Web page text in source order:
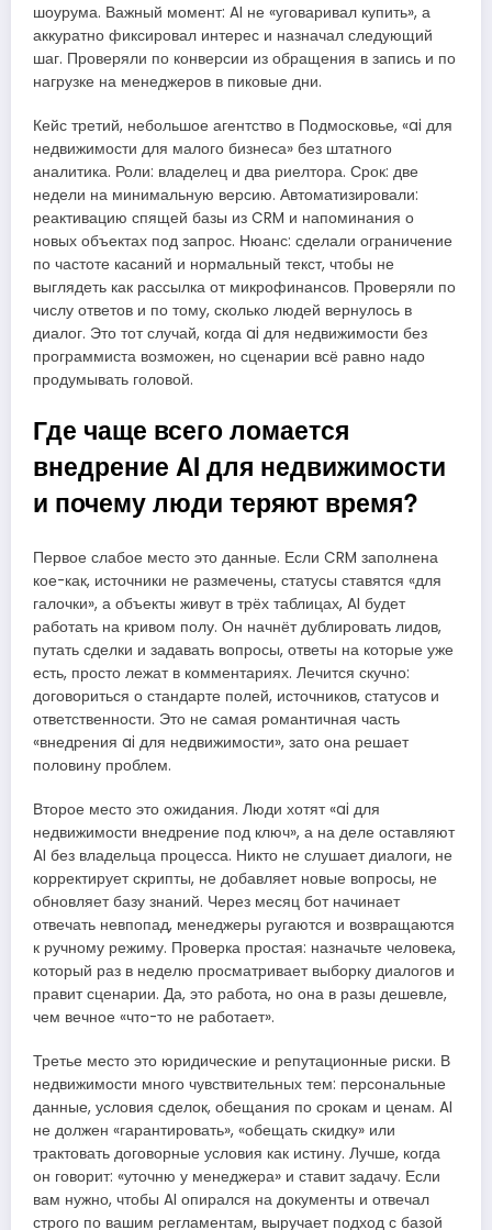
шоурума. Важный момент: AI не «уговаривал купить», а
аккуратно фиксировал интерес и назначал следующий
шаг. Проверяли по конверсии из обращения в запись и по
нагрузке на менеджеров в пиковые дни.
Кейс третий, небольшое агентство в Подмосковье, «ai для
недвижимости для малого бизнеса» без штатного
аналитика. Роли: владелец и два риелтора. Срок: две
недели на минимальную версию. Автоматизировали:
реактивацию спящей базы из CRM и напоминания о
новых объектах под запрос. Нюанс: сделали ограничение
по частоте касаний и нормальный текст, чтобы не
выглядеть как рассылка от микрофинансов. Проверяли по
числу ответов и по тому, сколько людей вернулось в
диалог. Это тот случай, когда ai для недвижимости без
программиста возможен, но сценарии всё равно надо
продумывать головой.
Где чаще всего ломается
внедрение AI для недвижимости
и почему люди теряют время?
Первое слабое место это данные. Если CRM заполнена
кое-как, источники не размечены, статусы ставятся «для
галочки», а объекты живут в трёх таблицах, AI будет
работать на кривом полу. Он начнёт дублировать лидов,
путать сделки и задавать вопросы, ответы на которые уже
есть, просто лежат в комментариях. Лечится скучно:
договориться о стандарте полей, источников, статусов и
ответственности. Это не самая романтичная часть
«внедрения ai для недвижимости», зато она решает
половину проблем.
Второе место это ожидания. Люди хотят «ai для
недвижимости внедрение под ключ», а на деле оставляют
AI без владельца процесса. Никто не слушает диалоги, не
корректирует скрипты, не добавляет новые вопросы, не
обновляет базу знаний. Через месяц бот начинает
отвечать невпопад, менеджеры ругаются и возвращаются
к ручному режиму. Проверка простая: назначьте человека,
который раз в неделю просматривает выборку диалогов и
правит сценарии. Да, это работа, но она в разы дешевле,
чем вечное «что-то не работает».
Третье место это юридические и репутационные риски. В
недвижимости много чувствительных тем: персональные
данные, условия сделок, обещания по срокам и ценам. AI
не должен «гарантировать», «обещать скидку» или
трактовать договорные условия как истину. Лучше, когда
он говорит: «уточню у менеджера» и ставит задачу. Если
вам нужно, чтобы AI опирался на документы и отвечал
строго по вашим регламентам, выручает подход с базой